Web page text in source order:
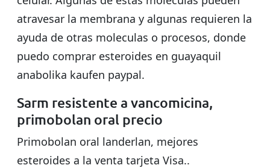
atravesar la membrana y algunas requieren la
ayuda de otras moleculas o procesos, donde
puedo comprar esteroides en guayaquil
anabolika kaufen paypal.
Sarm resistente a vancomicina,
primobolan oral precio
Primobolan oral landerlan, mejores
esteroides a la venta tarjeta Visa..